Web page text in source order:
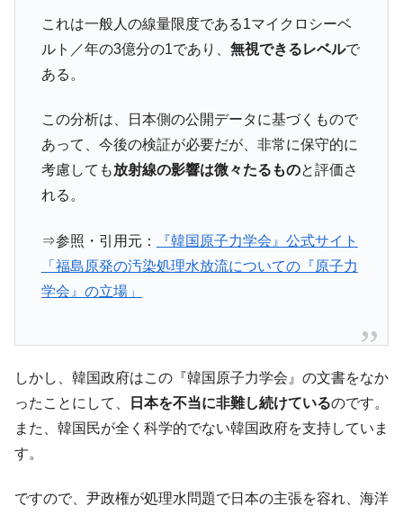
発動！
『Money1』
IT産業は人を雇用する効果は低い。全産業の
半分未満しか雇用を生まない
のは政界の責任だ」
『Money1』
韓国「2026年1Q 資金循環統計」面白い結果
に。
『Money1』
Fact1
日本の誇る海洋資源調査船『白嶺』は先進技術の
Fact1
夏の甲子園、優勝校を最も多く輩出している都道
Fact1 今話題の「楽天ライオンズ」とは？
Fact1 奇跡の毛色「白毛馬」とは？
Fact1
全て勝つといくら？ 競馬GI競走で勝利騎手がもら
える賞金とは？
Fact1
なスーパーリーグとは？
これは一般人の線量限度である1マイクロシーベ
ルト／年の3億分の1であり、 無視できるレベルで
ある。
この分析は、日本側の公開データに基づくもので
あって、今後の検証が必要だが、非常に保守的に
考慮しても放射線の影響は微々たるものと評価さ
れる。
⇒参照・引用元：
『韓国原子力学会』公式サイト
「福島原発の汚染処理水放流についての『原子力
学会』の立場」
しかし、韓国政府はこの『韓国原子力学会』の文書をなか
ったことにして、
日本を不当に非難し続けているのです。
また、韓国民が全く科学的でない韓国政府を支持していま
す。
ですので、尹政権が処理水問題で日本の主張を容れ、海洋